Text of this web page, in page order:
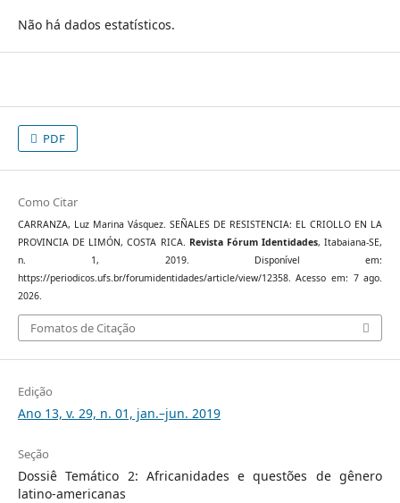
Não há dados estatísticos.
PDF
Como Citar
CARRANZA, Luz Marina Vásquez. SEÑALES DE RESISTENCIA: EL CRIOLLO EN LA
PROVINCIA DE LIMÓN, COSTA RICA. Revista Fórum Identidades, Itabaiana-SE,
n. 1, 2019. Disponível em:
https://periodicos.ufs.br/forumidentidades/article/view/12358. Acesso em: 7 ago.
2026.
Fomatos de Citação
Edição
Ano 13, v. 29, n. 01, jan.–jun. 2019
Seção
Dossiê Temático 2: Africanidades e questões de gênero
latino-americanas